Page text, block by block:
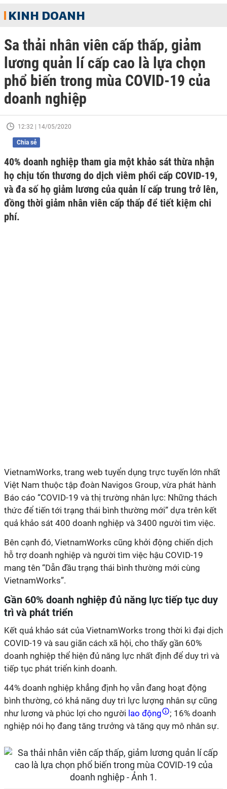
KINH DOANH
Sa thải nhân viên cấp thấp, giảm
lương quản lí cấp cao là lựa chọn
phổ biến trong mùa COVID-19 của
doanh nghiệp
12:32 | 14/05/2020
Chia sẻ
40% doanh nghiệp tham gia một khảo sát thừa nhận
họ chịu tổn thương do dịch viêm phổi cấp COVID-19,
và đa số họ giảm lương của quản lí cấp trung trở lên,
đồng thời giảm nhân viên cấp thấp để tiết kiệm chi
phí.
VietnamWorks, trang web tuyển dụng trực tuyến lớn nhất
Việt Nam thuộc tập đoàn Navigos Group, vừa phát hành
Báo cáo “COVID-19 và thị trường nhân lực: Những thách
thức để tiến tới trạng thái bình thường mới” dựa trên kết
quả khảo sát 400 doanh nghiệp và 3400 người tìm việc.
Bên cạnh đó, VietnamWorks cũng khởi động chiến dịch
hỗ trợ doanh nghiệp và người tìm việc hậu COVID-19
mang tên “Dẫn đầu trạng thái bình thường mới cùng
VietnamWorks”.
Gần 60% doanh nghiệp đủ năng lực tiếp tục duy
trì và phát triển
Kết quả khảo sát của VietnamWorks trong thời kì đại dịch
COVID-19 và sau giãn cách xã hội, cho thấy gần 60%
doanh nghiệp thể hiện đủ năng lực nhất định để duy trì và
tiếp tục phát triển kinh doanh.
44% doanh nghiệp khẳng định họ vẫn đang hoạt động
bình thường, có khả năng duy trì lực lượng nhân sự cũng
như lương và phúc lợi cho người lao động
; 16% doanh
nghiệp nói họ đang tăng trưởng và tăng quy mô nhân sự.